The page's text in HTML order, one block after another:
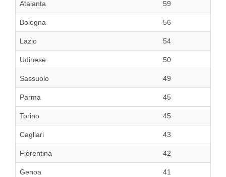
Atalanta 59
Bologna 56
Lazio 54
Udinese 50
Sassuolo 49
Parma 45
Torino 45
Cagliari 43
Fiorentina 42
Genoa 41